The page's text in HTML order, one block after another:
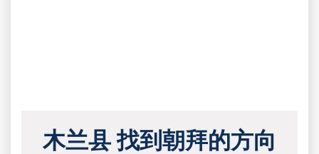
木兰县 找到朝拜的方向